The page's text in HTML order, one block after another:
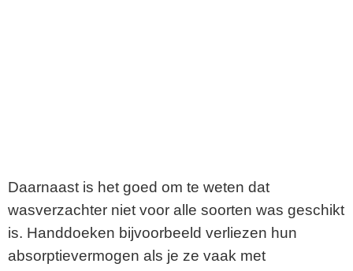
Daarnaast is het goed om te weten dat
wasverzachter niet voor alle soorten was geschikt
is. Handdoeken bijvoorbeeld verliezen hun
absorptievermogen als je ze vaak met